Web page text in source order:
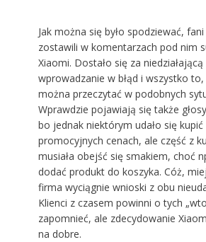
Jak można się było spodziewać,
zostawili w komentarzach pod nim
Xiaomi. Dostało się za
wprowadzanie w błąd i wszystko
można przeczytać w podobnych
Wprawdzie pojawiają się także
bo jednak niektórym udało się
promocyjnych cenach, ale część z
musiała obejść się smakiem, choć
dodać produkt do koszyka. Cóż,
firma wyciągnie wnioski z obu
Klienci z czasem powinni o tych
zapomnieć, ale zdecydowanie
na dobre.